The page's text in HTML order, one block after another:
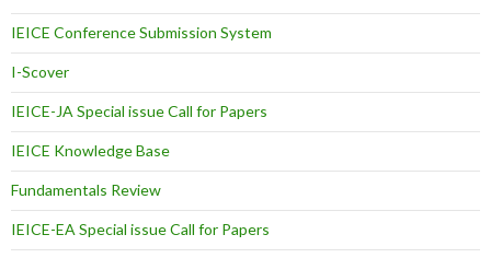
IEICE Conference Submission System
I-Scover
IEICE-JA Special issue Call for Papers
IEICE Knowledge Base
Fundamentals Review
IEICE-EA Special issue Call for Papers